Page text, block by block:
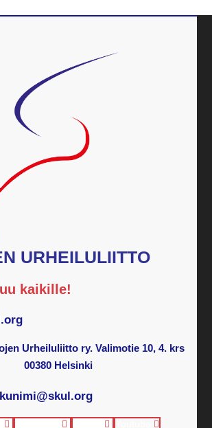
URHEILULIITTO
kaikille!
Urheiluliitto ry. Valimotie 10, 4. krs
00380 Helsinki